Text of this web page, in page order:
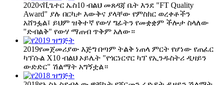
2020ናቪጌተር ኤስ10 ብልህ መጸዳጃ ቤት እንደ "FT Quality
Award" ያሉ በርካታ እውቅና ያላቸው የምስክር ወረቀቶችን
አሸንፏል፤ ይህም ዝቅተኛ የውሃ ግፊትን የመቋቋም ችሎታ ስላለው
"ድብልቅ" የውሃ ማጠብ ጥቅም አለው።
2019የመጀመሪያው እጅግ በጣም ትልቅ ነጠላ ምርት የሆነው የጠፈር
ካፕሱል X10 ብልህ ኦይሌት "የጎርነርኖር ካፕ የኢንዱስትሪ ዲዛይን
ውድድር" ሽልማት አግኝቷል።